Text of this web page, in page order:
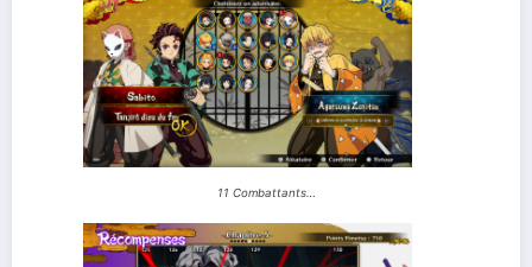
11 Combattants…